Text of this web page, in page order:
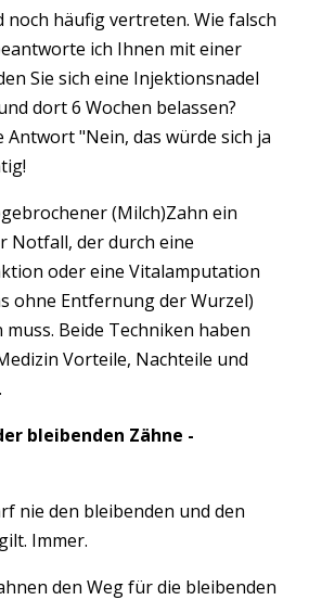
noch häufig vertreten. Wie falsch
ich Ihnen mit einer
Sie sich eine Injektionsnadel
dort 6 Wochen belassen?
"Nein, das würde sich ja
(Milch)Zahn ein
Notfall, der durch eine
oder eine Vitalamputation
ohne Entfernung der Wurzel)
Beide Techniken haben
Vorteile, Nachteile und
bleibenden Zähne -
nie den bleibenden und den
Immer.
den Weg für die bleibenden